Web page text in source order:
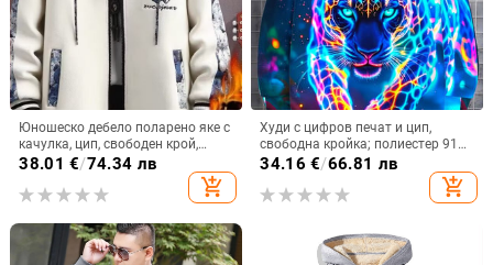
Юношеско дебело поларено яке с
качулка, цип, свободен крой,
бродерия, полиестер 81–90%
38.01 €/74.34 лв
add_shopping_cart
Худи с цифров печат и цип,
свободна кройка; полиестер 91–
95%; джоб 3D патч; за пролет и
34.16 €/66.81 лв
add_shopping_cart